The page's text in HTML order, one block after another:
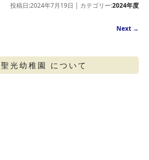
投稿日:2024年7月19日 | カテゴリー:2024年度
Next →
光幼稚園 について